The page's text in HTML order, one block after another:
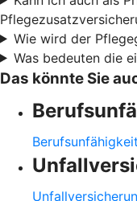
Wie wird der
Was bedeuten die
Das könnte Sie